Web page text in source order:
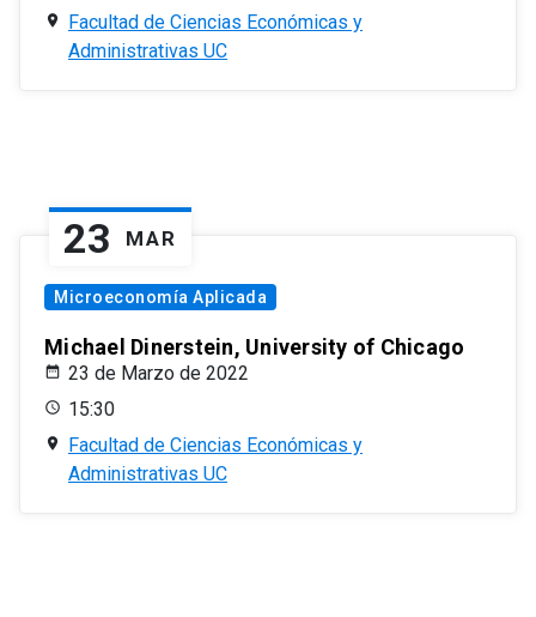
Facultad de Ciencias Económicas y
Administrativas UC
23 MAR
Microeconomía Aplicada
Michael Dinerstein, University of Chicago
23 de Marzo de 2022
15:30
Facultad de Ciencias Económicas y
Administrativas UC